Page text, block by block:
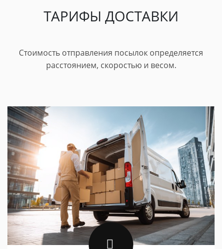
ТАРИФЫ ДОСТАВКИ
Стоимость отправления посылок определяется
расстоянием, скоростью и весом.